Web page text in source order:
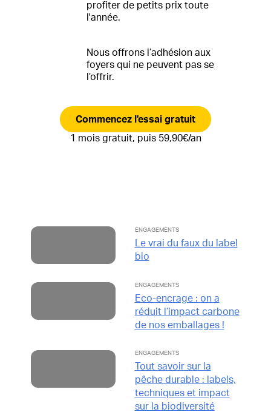
profiter de petits prix toute
l'année.
Nous offrons l’adhésion aux
foyers qui ne peuvent pas se
l’offrir.
Commencez l'essai gratuit
1 mois gratuit, puis 59,90€/an
ENGAGEMENTS
Le vrai du faux du label
bio
ENGAGEMENTS
Eco-encrage : on a
réduit l’impact carbone
de nos emballages !
ENGAGEMENTS
Tout savoir sur la
pêche durable : labels,
techniques et impact
sur la biodiversité